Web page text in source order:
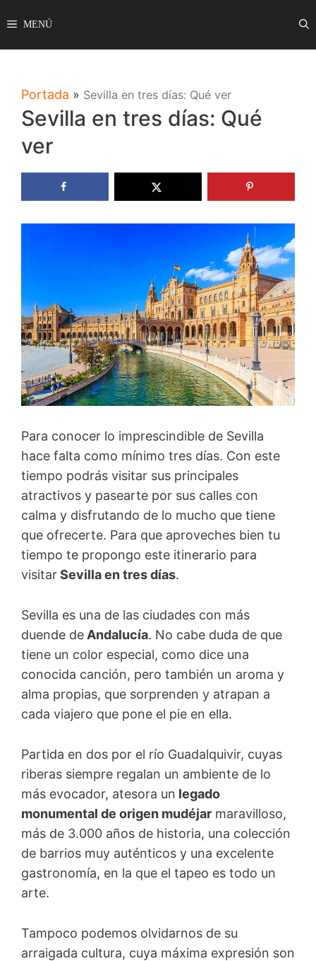
al
contenido
MENÚ
Portada » Sevilla en tres días: Qué ver
Sevilla en tres días: Qué
ver
Para conocer lo imprescindible de Sevilla
hace falta como mínimo tres días. Con este
tiempo podrás visitar sus principales
atractivos y pasearte por sus calles con
calma y disfrutando de lo mucho que tiene
que ofrecerte. Para que aproveches bien tu
tiempo te propongo este itinerario para
visitarSevilla en tres días.
Sevilla es una de las ciudades con más
duende de Andalucía. No cabe duda de que
tiene un color especial, como dice una
conocida canción, pero también un aroma y
alma propias, que sorprenden y atrapan a
cada viajero que pone el pie en ella.
Partida en dos por el río Guadalquivir, cuyas
riberas siempre regalan un ambiente de lo
más evocador, atesora un legado
monumental de origen mudéjar maravilloso,
más de 3.000 años de historia, una colección
de barrios muy auténticos y una excelente
gastronomía, en la que el tapeo es todo un
arte.
Tampoco podemos olvidarnos de su
arraigada cultura, cuya máxima expresión son